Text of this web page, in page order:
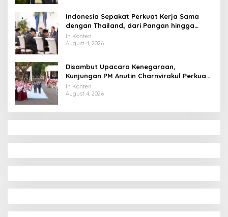
Indonesia Sepakat Perkuat Kerja Sama
dengan Thailand, dari Pangan hingga
Ekonomi Digital
In Konten
August 4, 2026
Disambut Upacara Kenegaraan,
Kunjungan PM Anutin Charnvirakul Perkuat
Hubungan Indonesia-Thailand
In Konten
August 4, 2026